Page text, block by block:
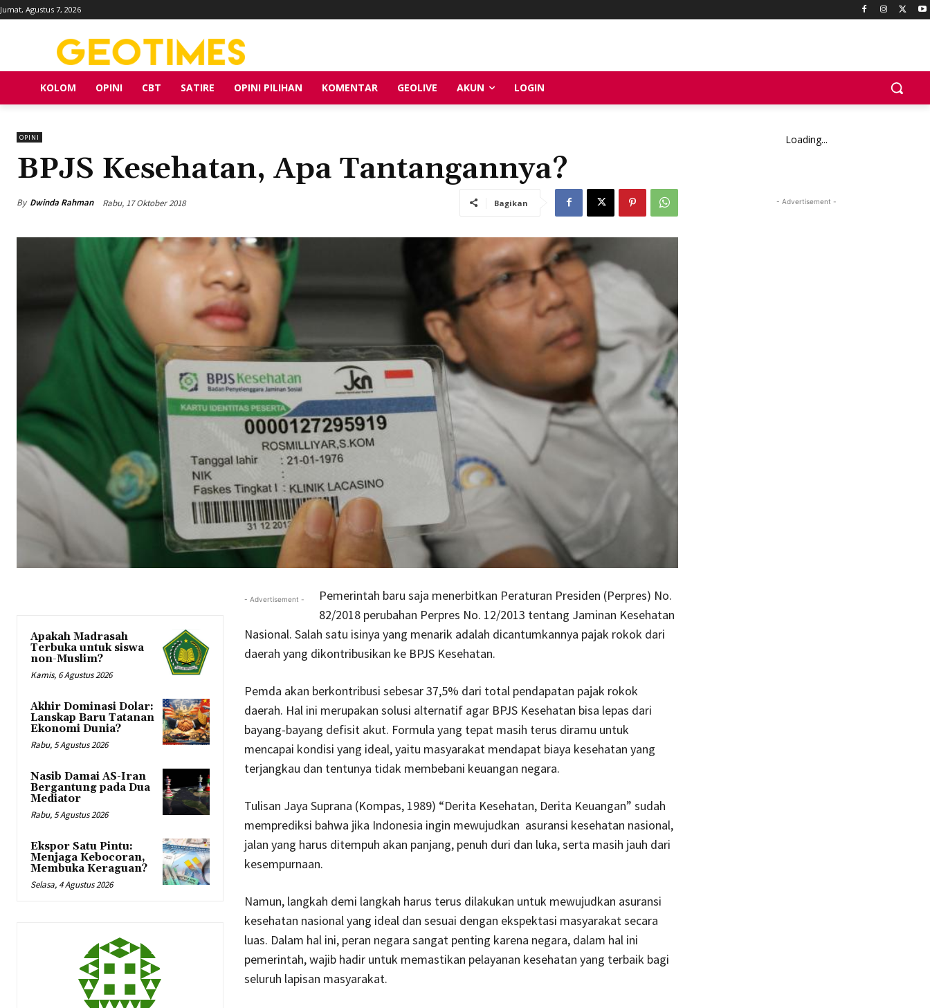
Jumat, Agustus 7, 2026
KOLOM OPINI CBT SATIRE OPINI PILIHAN KOMENTAR GEOLIVE AKUN LOGIN
OPINI
BPJS Kesehatan, Apa Tantangannya?
By Dwinda Rahman Rabu, 17 Oktober 2018 Bagikan
Apakah Madrasah
Terbuka untuk siswa
non-Muslim?
Kamis, 6 Agustus 2026
Akhir Dominasi Dolar:
Lanskap Baru Tatanan
Ekonomi Dunia?
Rabu, 5 Agustus 2026
Nasib Damai AS-Iran
Bergantung pada Dua
Mediator
Rabu, 5 Agustus 2026
Ekspor Satu Pintu:
Menjaga Kebocoran,
Membuka Keraguan?
Selasa, 4 Agustus 2026
- Advertisement -
Pemerintah baru saja menerbitkan Peraturan Presiden (Perpres) No.
82/2018 perubahan Perpres No. 12/2013 tentang Jaminan Kesehatan
Nasional. Salah satu isinya yang menarik adalah dicantumkannya pajak rokok dari
daerah yang dikontribusikan ke BPJS Kesehatan.
Pemda akan berkontribusi sebesar 37,5% dari total pendapatan pajak rokok
daerah. Hal ini merupakan solusi alternatif agar BPJS Kesehatan bisa lepas dari
bayang-bayang defisit akut. Formula yang tepat masih terus diramu untuk
mencapai kondisi yang ideal, yaitu masyarakat mendapat biaya kesehatan yang
terjangkau dan tentunya tidak membebani keuangan negara.
Tulisan Jaya Suprana (Kompas, 1989) “Derita Kesehatan, Derita Keuangan” sudah
memprediksi bahwa jika Indonesia ingin mewujudkan asuransi kesehatan nasional,
jalan yang harus ditempuh akan panjang, penuh duri dan luka, serta masih jauh dari
kesempurnaan.
Namun, langkah demi langkah harus terus dilakukan untuk mewujudkan asuransi
kesehatan nasional yang ideal dan sesuai dengan ekspektasi masyarakat secara
luas. Dalam hal ini, peran negara sangat penting karena negara, dalam hal ini
pemerintah, wajib hadir untuk memastikan pelayanan kesehatan yang terbaik bagi
seluruh lapisan masyarakat.
Loading...
- Advertisement -